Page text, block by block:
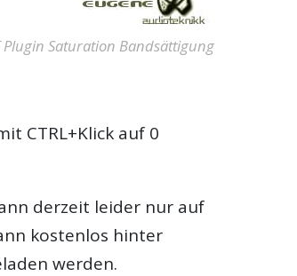
Plugin Saturation Bandsättigung
CTRL+Klick auf 0
derzeit leider nur auf
kostenlos hinter
werden.